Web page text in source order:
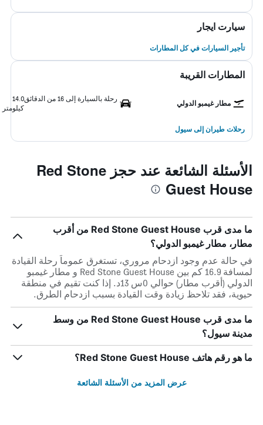
سيارت ايجار
تأجير السيارات في كل المطارات
المطارات القريبة
مطار غيمبو الدولي
رحلة بالسيارة إلى 16 من الدقائق
14.0
كيلومتر
رحلات طيران إلى سيول
الأسئلة الشائعة عند حجز Red Stone
Guest House
ما مدى قرب Red Stone Guest House من أقرب
مطار، مطار غيمبو الدولي؟
في حالة عدم وجود ازدحام مروري، تستغرق عموماً رحلة القيادة
لمسافة 16.9 كم بين Red Stone Guest House و مطار غيمبو
الدولي (أقرب مطار) حوالي 0س 13د. إذا كنت تقيم في منطقة
حيوية، فقد تلاحظ زيادة وقت القيادة بسبب ازدحام الطرق.
ما مدى قرب Red Stone Guest House من وسط
مدينة سيول؟
ما هو رقم هاتف Red Stone Guest House؟
عرض المزيد من الأسئلة الشائعة